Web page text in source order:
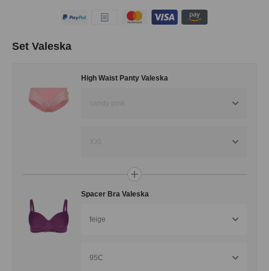
Set Valeska
High Waist Panty Valeska
candy pink
XXL
Spacer Bra Valeska
feige
95C